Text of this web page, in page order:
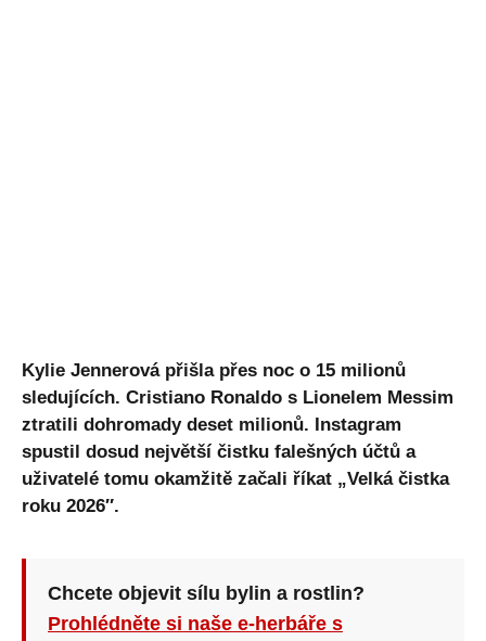
Kylie Jennerová přišla přes noc o 15 milionů
sledujících. Cristiano Ronaldo s Lionelem Messim
ztratili dohromady deset milionů. Instagram
spustil dosud největší čistku falešných účtů a
uživatelé tomu okamžitě začali říkat „Velká čistka
roku 2026″.
Chcete objevit sílu bylin a rostlin?
Prohlédněte si naše e-herbáře s